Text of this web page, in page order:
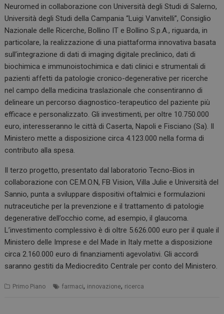
Neuromed in collaborazione con Università degli Studi di Salerno,
Università degli Studi della Campania “Luigi Vanvitelli”, Consiglio
Nazionale delle Ricerche, Bollino IT e Bollino S.p.A., riguarda, in
particolare, la realizzazione di una piattaforma innovativa basata
sull’integrazione di dati di imaging digitale preclinico, dati di
biochimica e immunoistochimica e dati clinici e strumentali di
pazienti affetti da patologie cronico-degenerative per ricerche
nel campo della medicina traslazionale che consentiranno di
delineare un percorso diagnostico-terapeutico del paziente più
efficace e personalizzato. Gli investimenti, per oltre 10.750.000
euro, interesseranno le città di Caserta, Napoli e Fisciano (Sa). Il
Ministero mette a disposizione circa 4.123.000 nella forma di
contributo alla spesa.
Il terzo progetto, presentato dal laboratorio Tecno-Bios in
collaborazione con CE.M.O.N, FB Vision, Villa Julie e Università del
Sannio, punta a sviluppare dispositivi oftalmici e formulazioni
nutraceutiche per la prevenzione e il trattamento di patologie
degenerative dell’occhio come, ad esempio, il glaucoma.
L’investimento complessivo è di oltre 5.626.000 euro per il quale il
Ministero delle Imprese e del Made in Italy mette a disposizione
circa 2.160.000 euro di finanziamenti agevolativi. Gli accordi
saranno gestiti da Mediocredito Centrale per conto del Ministero.
Primo Piano farmaci, innovazione, ricerca